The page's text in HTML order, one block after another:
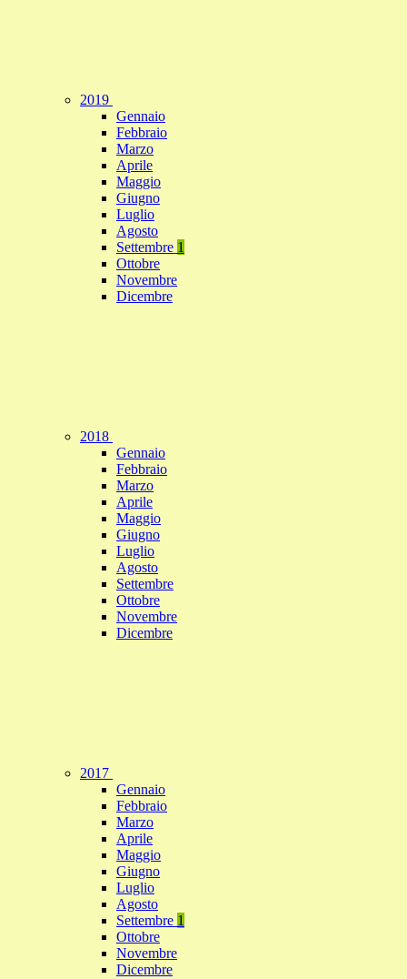
2019
Gennaio
Febbraio
Marzo
Aprile
Maggio
Giugno
Luglio
Agosto
Settembre 1
Ottobre
Novembre
Dicembre
2018
Gennaio
Febbraio
Marzo
Aprile
Maggio
Giugno
Luglio
Agosto
Settembre
Ottobre
Novembre
Dicembre
2017
Gennaio
Febbraio
Marzo
Aprile
Maggio
Giugno
Luglio
Agosto
Settembre 1
Ottobre
Novembre
Dicembre